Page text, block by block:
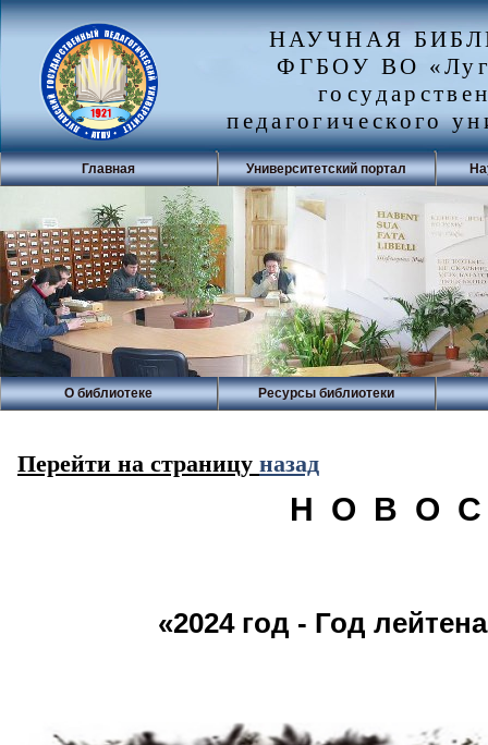
НАУЧНАЯ
ФГБОУ ВО
педагогического
Главная Университетский портал
О библиотеке Ресурсы библиотеки
Перейти на страницу назад
Н О В О
«2024 год - Год